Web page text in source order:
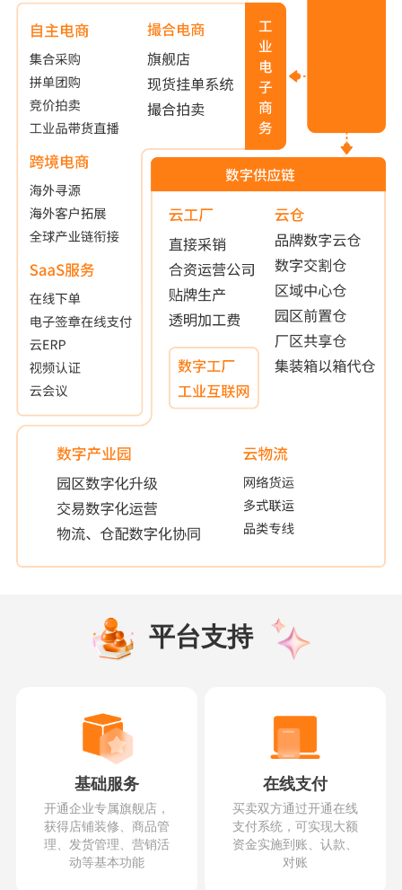
平台支持
基础服务
开通企业专属旗舰店，
获得店铺装修、商品管
理、发货管理、营销活
动等基本功能
在线支付
买卖双方通过开通在线
支付系统，可实现大额
资金实施到账、认款、
对账